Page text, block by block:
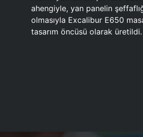
ahengiyle, yan panelin
olmasıyla Excalibur E650
tasarım öncüsü olarak üretildi.